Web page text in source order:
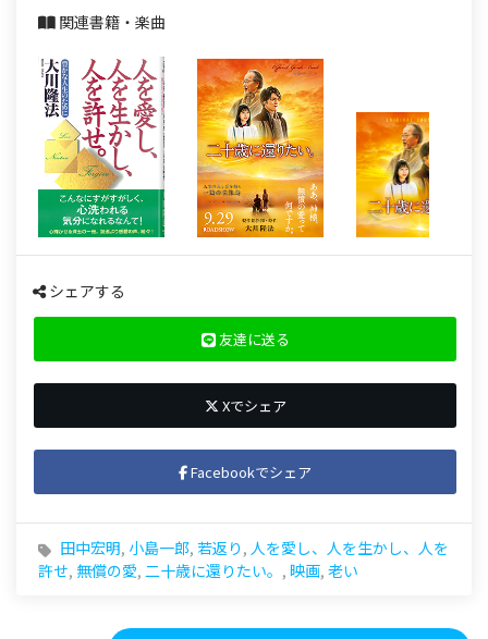
関連書籍・楽曲
シェアする
友達に送る
Xでシェア
Facebookでシェア
田中宏明, 小島一郎, 若返り , 人を愛し、人を生かし、人を
許せ, 無償の愛, 二十歳に還りたい。 , 映画, 老い